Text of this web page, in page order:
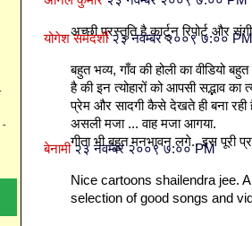
-
अच्छी प्रस्तुति है कार्टून रिपोर्ट और
योगेश समदर्शी २३ नवम्बर २००९ ७:०० PM
बहुत भव्य, गाँव की होली का वीडियो
है की इन त्योहारों को आपसी सद्भाव का
प्रेम और सादगी कैसे देखते ही बना रही
असली मजा ... वाह मजा आगया.
गीता भी बहुत मनभावन लगे.. इस पूरी
बेनामी २३ नवम्बर २००९ ७:०० PM
Nice cartoons shailendra jee.
selection of good songs and